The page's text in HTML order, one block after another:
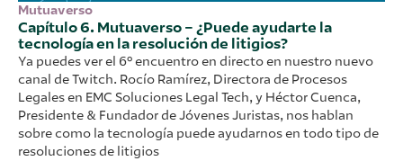
Mutuaverso
Capítulo 6. Mutuaverso – ¿Puede ayudarte la
tecnología en la resolución de litigios?
Ya puedes ver el 6º encuentro en directo en nuestro nuevo
canal de Twitch. Rocío Ramírez, Directora de Procesos
Legales en EMC Soluciones Legal Tech, y Héctor Cuenca,
Presidente & Fundador de Jóvenes Juristas, nos hablan
sobre como la tecnología puede ayudarnos en todo tipo de
resoluciones de litigios